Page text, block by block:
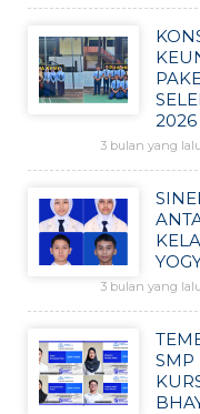
2026
3 bulan yang lalu
3 bulan yang lalu
SMP